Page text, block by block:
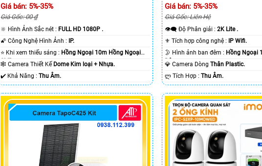
Giá bán: 5%-35%
Giá Gốc: 00 ₫
🔆 Hình Ảnh Sắc nét : FULL HD 1080P .
🌠 Công Nghệ Hình Ảnh :
IP.
⭐ Khi xem thiếu sáng : Hồng Ngoại 10m Hồng Ngoại
SMD.🕸️ Camera Thiết Kế Dome Kim loại + Nhựa.
️✔️ Khả Năng :Thu Âm.
Giá bán: 5%-35%
Giá Gốc: Liên Hệ
👁️‍🗨 Độ Phân giải : 2K Lite .
⚜️ Tích hợp công nghệ :
IP Wifi.
🌛 Hình ảnh ban đêm : Hồng Ngoại
Ðêm.💎 Camera Dòng Thân Plastic.
️ლ Tích Hợp : Thu Âm.